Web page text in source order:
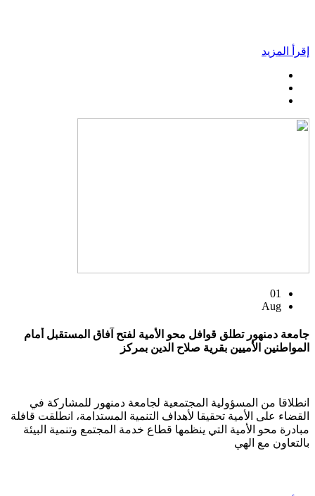
إقرأ المزيد
01
Aug
جامعة دمنهور تطلق قوافل محو الأمية لفتح آفاق المستقبل أمام
المواطنين الأميين بقرية صلاح الدين بمركز
انطلاقا من المسؤولية المجتمعية لجامعة دمنهور للمشاركة في
القضاء على الأمية تحقيقا لأهداف التنمية المستدامة، انطلقت قافلة
مبادرة محو الأمية التي ينظمها قطاع خدمة المجتمع وتنمية البيئة
بالتعاون مع الهي